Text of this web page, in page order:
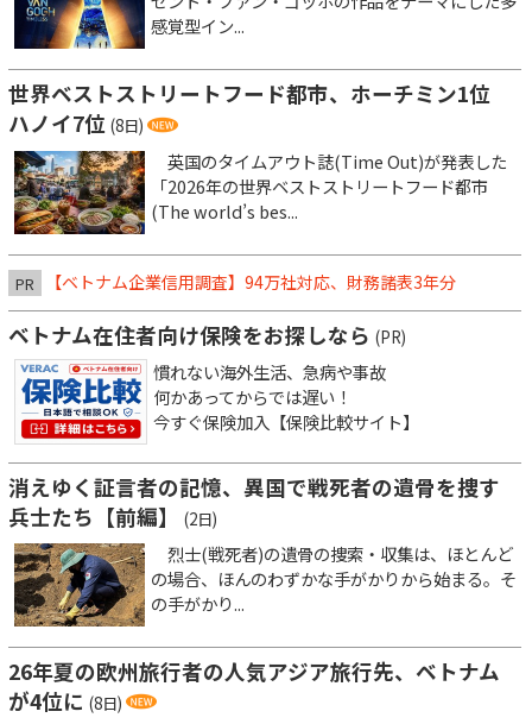
感覚型イン...
世界ベストストリートフード都市、ホーチミン1位
ハノイ7位 (8日)
英国のタイムアウト誌(Time Out)が発表した
「2026年の世界ベストストリートフード都市
(The world’s bes...
PR 【ベトナム企業信用調査】94万社対応、財務諸表3年分
ベトナム在住者向け保険をお探しなら (PR)
慣れない海外生活、急病や事故
何かあってからでは遅い！
今すぐ保険加入【保険比較サイト】
消えゆく証言者の記憶、異国で戦死者の遺骨を捜す
兵士たち【前編】
(2日)
烈士(戦死者)の遺骨の捜索・収集は、ほとんど
の場合、ほんのわずかな手がかりから始まる。そ
の手がかり...
26年夏の欧州旅行者の人気アジア旅行先、ベトナム
が4位に (8日)